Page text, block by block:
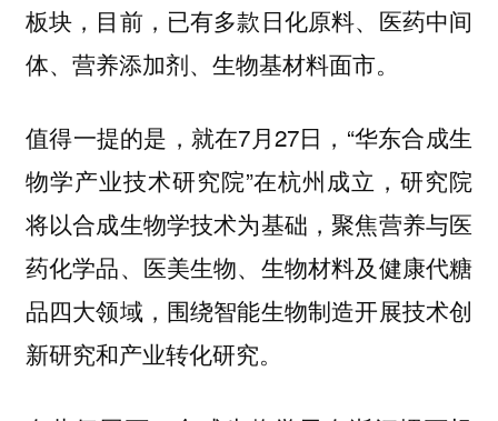
板块，目前，已有多款日化原料、医药中间
体、营养添加剂、生物基材料面市。
值得一提的是，就在7月27日，“华东合成生
物学产业技术研究院”在杭州成立，研究院
将以合成生物学技术为基础，聚焦营养与医
药化学品、医美生物、生物材料及健康代糖
品四大领域，围绕智能生物制造开展技术创
新研究和产业转化研究。